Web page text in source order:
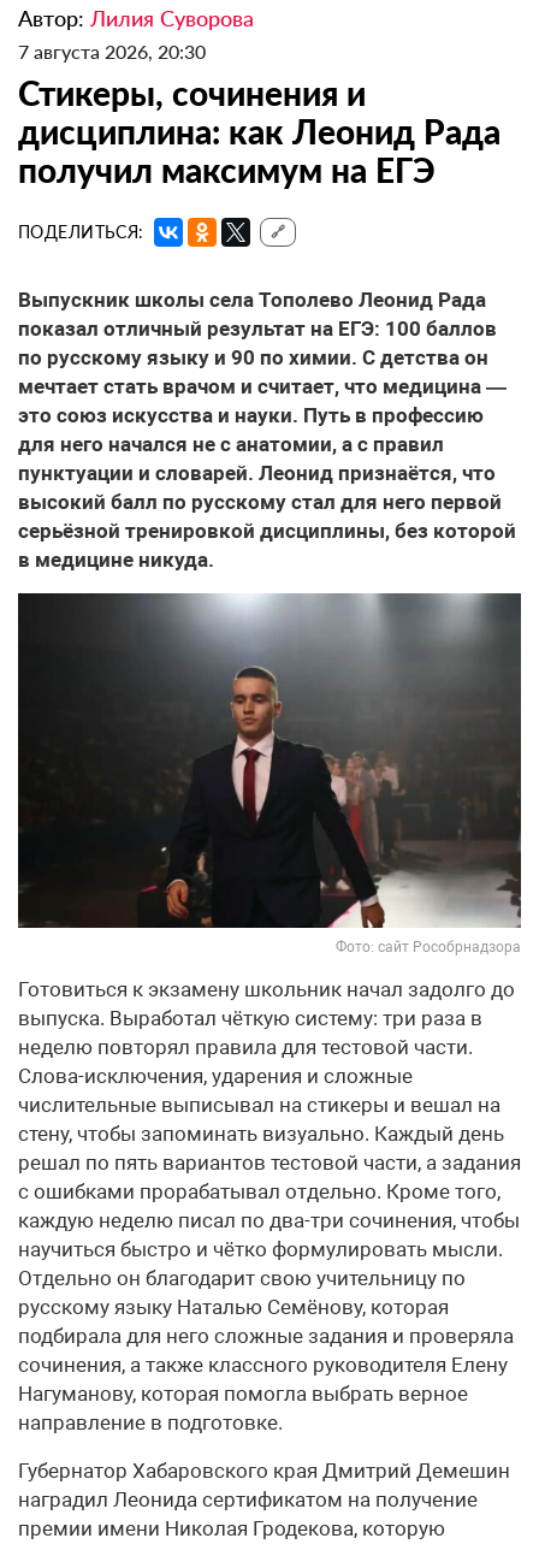
Автор: Лилия Суворова
7 августа 2026, 20:30
Стикеры, сочинения и
дисциплина: как Леонид Рада
получил максимум на ЕГЭ
ПОДЕЛИТЬСЯ: 🔗
Выпускник школы села Тополево Леонид Рада
показал отличный результат на ЕГЭ: 100 баллов
по русскому языку и 90 по химии. С детства он
мечтает стать врачом и считает, что медицина —
это союз искусства и науки. Путь в профессию
для него начался не с анатомии, а с правил
пунктуации и словарей. Леонид признаётся, что
высокий балл по русскому стал для него первой
серьёзной тренировкой дисциплины, без которой
в медицине никуда.
Фото: сайт Рособрнадзора
Готовиться к экзамену школьник начал задолго до
выпуска. Выработал чёткую систему: три раза в
неделю повторял правила для тестовой части.
Слова-исключения, ударения и сложные
числительные выписывал на стикеры и вешал на
стену, чтобы запоминать визуально. Каждый день
решал по пять вариантов тестовой части, а задания
с ошибками прорабатывал отдельно. Кроме того,
каждую неделю писал по два-три сочинения, чтобы
научиться быстро и чётко формулировать мысли.
Отдельно он благодарит свою учительницу по
русскому языку Наталью Семёнову, которая
подбирала для него сложные задания и проверяла
сочинения, а также классного руководителя Елену
Нагуманову, которая помогла выбрать верное
направление в подготовке.
Губернатор Хабаровского края Дмитрий Демешин
наградил Леонида сертификатом на получение
премии имени Николая Гродекова, которую